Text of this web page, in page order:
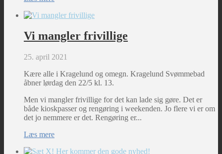
Vi mangler frivillige
25. april 2021
Kære alle i Kragelund og omegn. Kragelund Svømmebad
åbner lørdag den 22/5 kl. 13.
Men vi mangler frivillige for det kan lade sig gøre. Det er
både kioskpasser og rengøring i weekenden. Jo flere vi er om
det jo nemmere er det. Rengøring er...
Læs mere